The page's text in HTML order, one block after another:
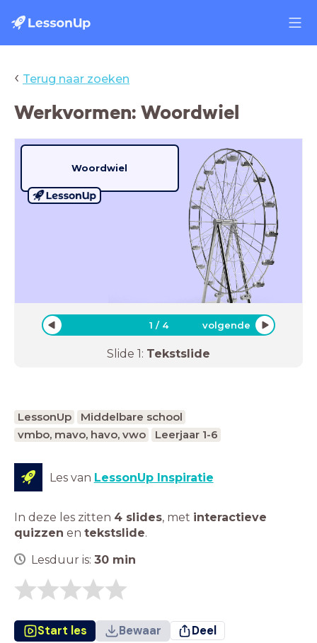
‹ Terug naar zoeken
Werkvormen: Woordwiel
Woordwiel
1 / 4 volgende
Slide 1: Tekstslide
LessonUp
Middelbare school
vmbo, mavo, havo, vwo
Leerjaar 1-6
Les van LessonUp Inspiratie
In deze les zitten 4 slides, met interactieve
quizzen en tekstslide.
Lesduur is: 30 min
Start les Bewaar Deel